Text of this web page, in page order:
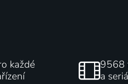
každé
9568
a